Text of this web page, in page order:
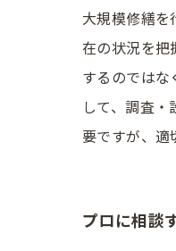
大規模修繕
在の状況を把
するのではな
して、調査
要ですが、適
プロに相談